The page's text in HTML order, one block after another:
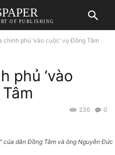
OF PUBLISHING
chính phủ ‘vào cuộc’ vụ Đồng Tâm
phủ ‘vào
0
236
của dân Đồng Tâm và ông Nguyễn Đức